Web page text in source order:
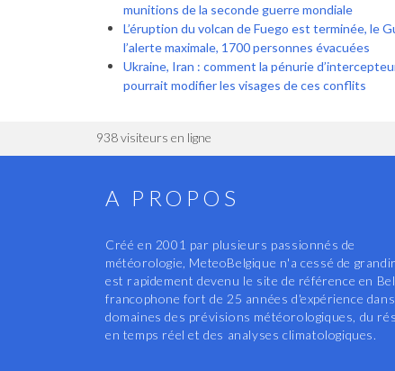
munitions de la seconde guerre mondiale
L’éruption du volcan de Fuego est terminée, le
l’alerte maximale, 1700 personnes évacuées
Ukraine, Iran : comment la pénurie
pourrait modifier les visages de ces conflits
938 visiteurs en ligne
A PROPOS
Créé en 2001 par plusieurs passionnés de
météorologie, MeteoBelgique n'a cessé de
est rapidement devenu le site de référence en
francophone fort de 25 années d'expérience
domaines des prévisions météorologiques, du
en temps réel et des analyses climatologiques.